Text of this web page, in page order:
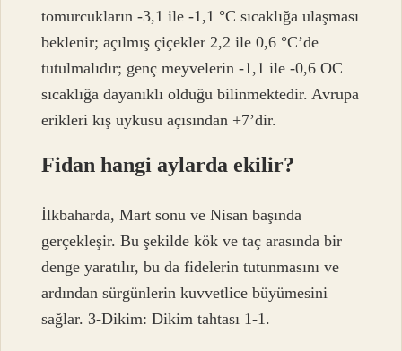
tomurcukların -3,1 ile -1,1 °C sıcaklığa ulaşması
beklenir; açılmış çiçekler 2,2 ile 0,6 °C’de
tutulmalıdır; genç meyvelerin -1,1 ile -0,6 OC
sıcaklığa dayanıklı olduğu bilinmektedir. Avrupa
erikleri kış uykusu açısından +7’dir.
Fidan hangi aylarda ekilir?
İlkbaharda, Mart sonu ve Nisan başında
gerçekleşir. Bu şekilde kök ve taç arasında bir
denge yaratılır, bu da fidelerin tutunmasını ve
ardından sürgünlerin kuvvetlice büyümesini
sağlar. 3-Dikim: Dikim tahtası 1-1.